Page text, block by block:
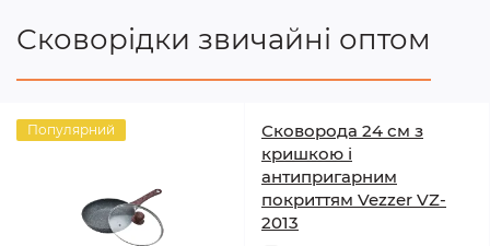
Сковорідки звичайні оптом
Популярний
Сковорода 24 см з
кришкою і
антипригарним
покриттям Vezzer VZ-
2013